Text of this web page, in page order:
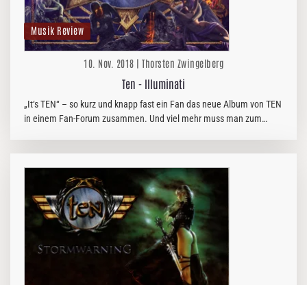
Musik Review
10. Nov. 2018 | Thorsten Zwingelberg
Ten - Illuminati
„It‘s TEN“ – so kurz und knapp fast ein Fan das neue Album von TEN
in einem Fan-Forum zusammen. Und viel mehr muss man zum